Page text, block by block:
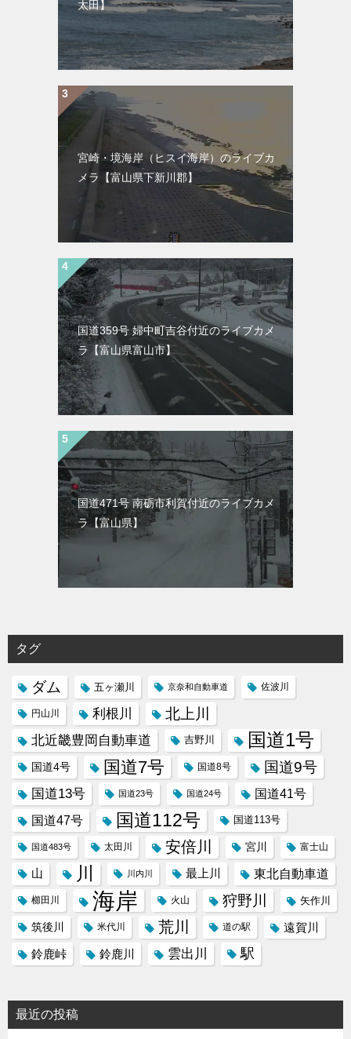
太田】
宮崎・境海岸（ヒスイ海岸）のライブカ
メラ【富山県下新川郡】
国道359号 婦中町吉谷付近のライブカメ
ラ【富山県富山市】
国道471号 南砺市利賀付近のライブカメ
ラ【富山県】
タグ
ダム 五ヶ瀬川 京奈和自動車道 佐波川
円山川 利根川 北上川
北近畿豊岡自動車道 吉野川 国道1号
国道4号 国道7号 国道8号 国道9号
国道13号 国道23号 国道24号 国道41号
国道47号 国道112号 国道113号
国道483号 太田川 安倍川 宮川 富士山
山 川 川内川 最上川 東北自動車道
櫛田川 海岸 火山 狩野川 矢作川
筑後川 米代川 荒川 道の駅
遠賀川
鈴鹿峠
鈴鹿川 雲出川 駅
最近の投稿